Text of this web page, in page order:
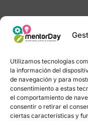
Utilizamos tecnologías
la información del
de navegación y para
consentimiento a estas
el comportamiento de
consentir o retirar el
ciertas características y